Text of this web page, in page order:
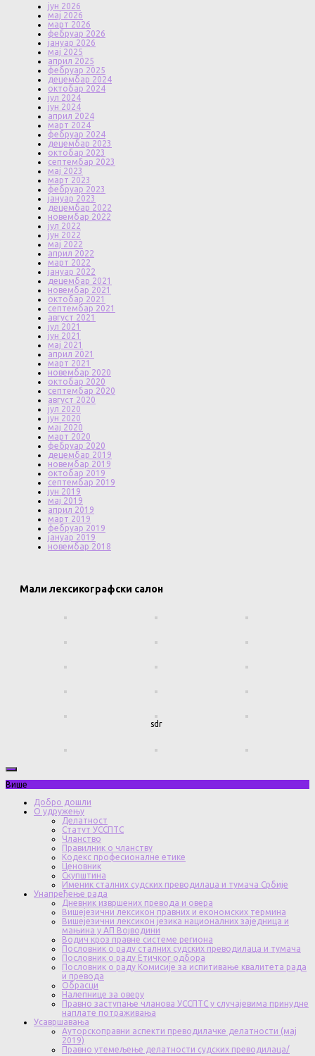
јун 2026
мај 2026
март 2026
фебруар 2026
јануар 2026
мај 2025
април 2025
фебруар 2025
децембар 2024
октобар 2024
јул 2024
јун 2024
април 2024
март 2024
фебруар 2024
децембар 2023
октобар 2023
септембар 2023
мај 2023
март 2023
фебруар 2023
јануар 2023
децембар 2022
новембар 2022
јул 2022
јун 2022
мај 2022
април 2022
март 2022
јануар 2022
децембар 2021
новембар 2021
октобар 2021
септембар 2021
август 2021
јул 2021
јун 2021
мај 2021
април 2021
март 2021
новембар 2020
октобар 2020
септембар 2020
август 2020
јул 2020
јун 2020
мај 2020
март 2020
фебруар 2020
децембар 2019
новембар 2019
октобар 2019
септембар 2019
јун 2019
мај 2019
април 2019
март 2019
фебруар 2019
јануар 2019
новембар 2018
Мали лексикографски салон
sdr
Више
Добро дошли
О удружењу
Делатност
Статут УССПТС
Чланство
Правилник о чланству
Кодекс професионалне етике
Ценовник
Скупштина
Именик сталних судских преводилаца и тумача Србије
Унапређење рада
Дневник извршених превода и овера
Вишејезични лексикон правних и економских термина
Вишејезични лексикон језика националних заједница и
мањина у АП Војводини
Водич кроз правне системе региона
Пословник о раду сталних судских преводилаца и тумача
Пословник о раду Етичког одбора
Пословник о раду Комисије за испитивање квалитета рада
и превода
Обрасци
Налепнице за оверу
Правно заступање чланова УССПТС у случајевима принудне
наплате потраживања
Усавршавања
Ауторскоправни аспекти преводилачке делатности (мај
2019)
Правно утемељење делатности судских преводилаца/